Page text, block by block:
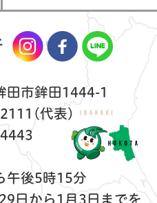
田市鉾田1444-1
代表)
午後5時15分
日から1月3日までを